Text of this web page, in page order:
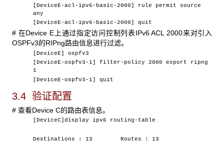
[DeviceE-acl-ipv6-basic-2000] rule permit source
any
[DeviceE-acl-ipv6-basic-2000] quit
# 在Device E上通过指定访问控制列表IPv6 ACL 2000来对引入
OSPFv3的RIPng路由信息进行过滤。
[DeviceE] ospfv3
[DeviceE-ospfv3-1] filter-policy 2000 export ripng
1
[DeviceE-ospfv3-1] quit
3.4 验证配置
# 查看Device C的路由表信息。
[DeviceC]display ipv6 routing-table
Destinations : 13 Routes : 13